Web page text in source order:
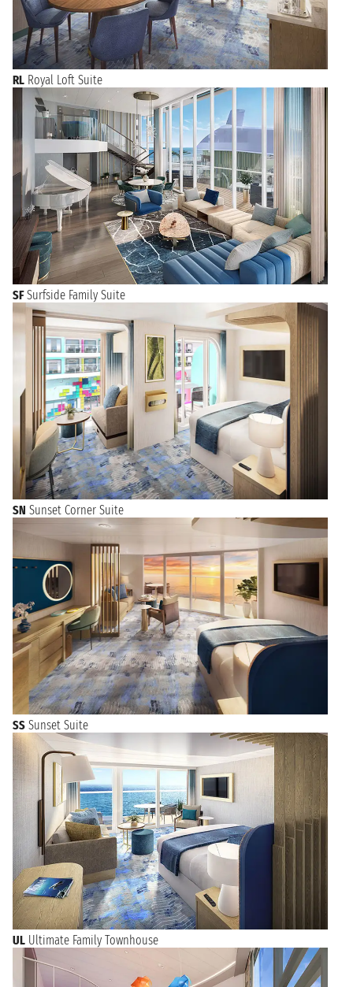
RL Royal Loft Suite
SF Surfside Family Suite
SN Sunset Corner Suite
SS Sunset Suite
UL Ultimate Family Townhouse